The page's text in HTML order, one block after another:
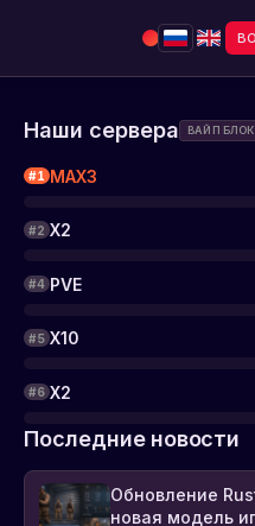
Наши сервера ВАЙП БЛОК
#1 MAX3
#2 X2
#4 PVE
#5 X10
#6 X2
Последние новости
Обновление
новая модель